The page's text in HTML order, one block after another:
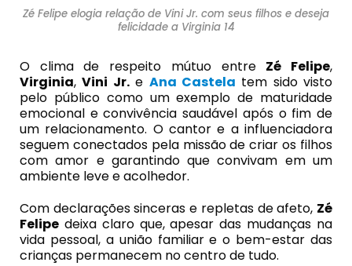
Zé Felipe elogia relação de Vini Jr. com seus filhos e deseja
felicidade a Virginia 14
O clima de respeito mútuo entre Zé Felipe,
Virginia,Vini Jr.e Ana Castela tem sido visto
pelo público como um exemplo de maturidade
emocional e convivência saudável após o fim de
um relacionamento. O cantor e a influenciadora
seguem conectados pela missão de criar os filhos
com amor e garantindo que convivam em um
ambiente leve e acolhedor.
Com declarações sinceras e repletas de afeto, Zé
Felipe deixa claro que, apesar das mudanças na
vida pessoal, a união familiar e o bem-estar das
crianças permanecem no centro de tudo.